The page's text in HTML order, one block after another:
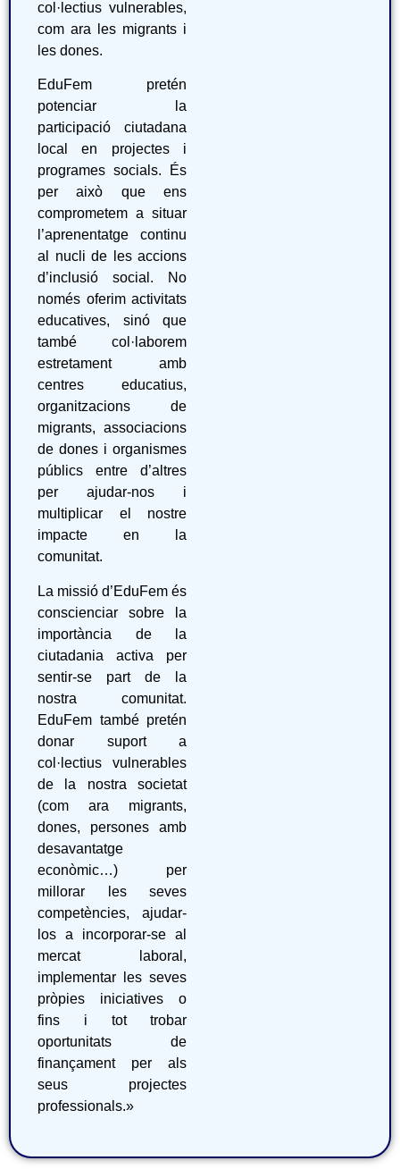
col·lectius vulnerables,
com ara les migrants i
les dones.
EduFem pretén
potenciar la
participació ciutadana
local en projectes i
programes socials. És
per això que ens
comprometem a situar
l’aprenentatge continu
al nucli de les accions
d’inclusió social. No
només oferim activitats
educatives, sinó que
també col·laborem
estretament amb
centres educatius,
organitzacions de
migrants, associacions
de dones i organismes
públics entre d’altres
per ajudar-nos i
multiplicar el nostre
impacte en la
comunitat.
La missió d’EduFem és
conscienciar sobre la
importància de la
ciutadania activa per
sentir-se part de la
nostra comunitat.
EduFem també pretén
donar suport a
col·lectius vulnerables
de la nostra societat
(com ara migrants,
dones, persones amb
desavantatge
econòmic…) per
millorar les seves
competències, ajudar-
los a incorporar-se al
mercat laboral,
implementar les seves
pròpies iniciatives o
fins i tot trobar
oportunitats de
finançament per als
seus projectes
professionals.»